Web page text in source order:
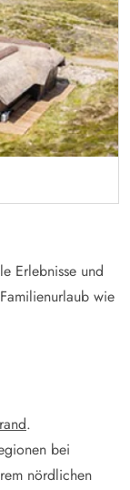
Erlebnisse und
wie
.
bei
nördlichen